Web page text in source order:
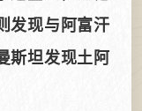
发现与阿富汗
斯坦发现土阿